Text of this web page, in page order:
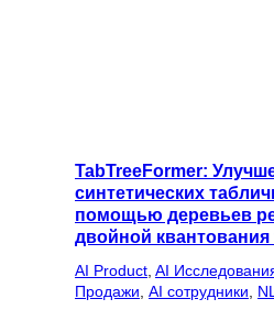
TabTreeFormer:
синтетических
помощью деревьев
двойной квантования
AI Product, AI
Продажи, AI сотрудники,